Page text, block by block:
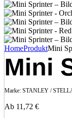
HomeProduktMini
Mini
Marke: STANLEY /
Ab 11,72 €